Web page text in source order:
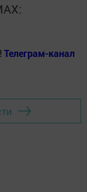
Телеграм-канал